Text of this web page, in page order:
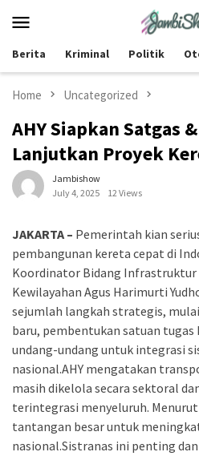
Berita Kriminal Politik
Home Uncategorized
AHY Siapkan Satgas
Lanjutkan Proyek
Jambishow
July 4, 2025
12 Views
JAKARTA – Pemerintah kian
pembangunan kereta cepat di
Koordinator Bidang Infrastruktur
Kewilayahan Agus Harimurti
sejumlah langkah strategis,
baru, pembentukan satuan tugas
undang-undang untuk integrasi
nasional.AHY mengatakan
masih dikelola secara sektoral
terintegrasi menyeluruh.
tantangan besar untuk
nasional.Sistranas ini penting